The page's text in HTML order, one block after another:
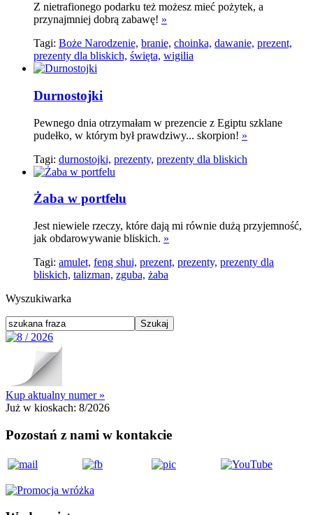
Z nietrafionego podarku też możesz mieć pożytek, a
przynajmniej dobrą zabawę! »
Tagi: Boże Narodzenie, branie, choinka, dawanie, prezent,
prezenty dla bliskich, święta, wigilia
Durnostojki
Pewnego dnia otrzymałam w prezencie z Egiptu szklane
pudełko, w którym był prawdziwy... skorpion! »
Tagi: durnostojki, prezenty, prezenty dla bliskich
Żaba w portfelu
Jest niewiele rzeczy, które dają mi równie dużą przyjemność,
jak obdarowywanie bliskich. »
Tagi: amulet, feng shui, prezent, prezenty, prezenty dla
bliskich, talizman, zguba, żaba
Wyszukiwarka
Kup aktualny numer »
Już w kioskach: 8/2026
Pozostań z nami w kontakcie